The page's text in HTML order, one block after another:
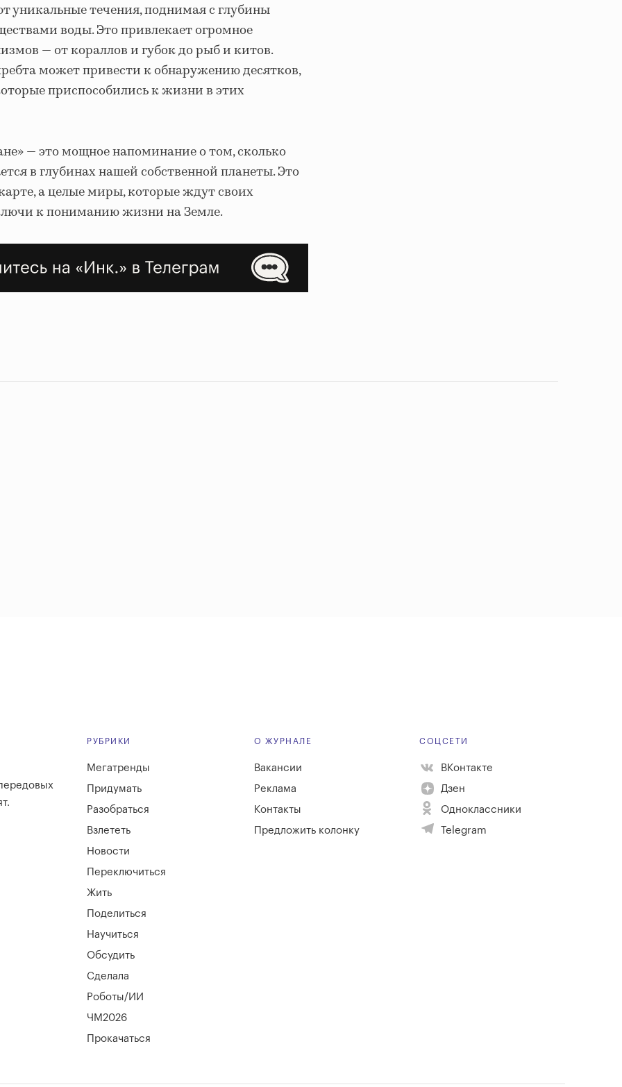
уникальные течения, поднимая с глубины
воды. Это привлекает огромное
— от кораллов и губок до рыб и китов.
может привести к обнаружению десятков,
приспособились к жизни в этих
— это мощное напоминание о том, сколько
в глубинах нашей собственной планеты. Это
а целые миры, которые ждут своих
к пониманию жизни на Земле.
РУБРИКИ
Мегатренды
Придумать
Разобраться
Взлететь
Новости
Переключиться
Жить
Поделиться
Научиться
Обсудить
Сделала
Роботы/ИИ
ЧМ2026
Прокачаться
О ЖУРНАЛЕ
Вакансии
Реклама
Контакты
Предложить колонку
СОЦСЕТИ
ВКонтакте
Дзен
Одноклассники
Telegram